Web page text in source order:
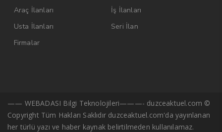
Araç İlanları
İş İlanları
Usta İlanları
Seri İlan
Firmalar
—— WEBADASI Bilgi Teknolojileri———- duzceaktuel.com ©
Copyright Tüm Hakları Saklıdır duzceaktuel.com'da yayınlanan
her türlü yazı ve haber kaynak belirtilmeden kullanılamaz.